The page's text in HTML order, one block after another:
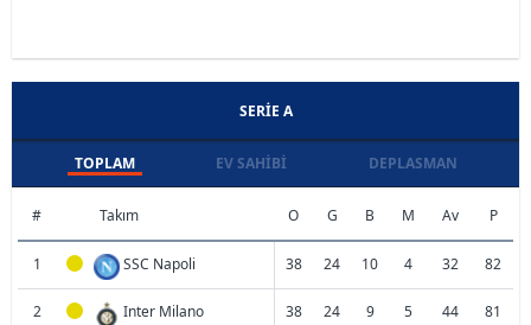
SERIE A
TOPLAM EV SAHIBI DEPLASMAN
# Takım O G B M Av P
1 SSC Napoli 38 24 10 4 32 82
2 Inter Milano 38 24 9 5 44 81